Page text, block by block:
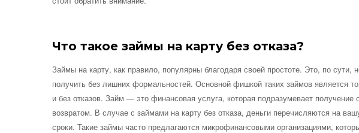
Что такое займы на карту без отказа?
Займы на карту, как правило, популярны благодаря своей простоте. Это, по
получить без лишних формальностей. Основной фишкой таких займов является
и без отказов. Займ — это финансовая услуга, которая подразумевает
возвратом. В случае с займами на карту без отказа, деньги перечисляются на
сроки. Такие займы часто предлагаются микрофинансовыми организациями,